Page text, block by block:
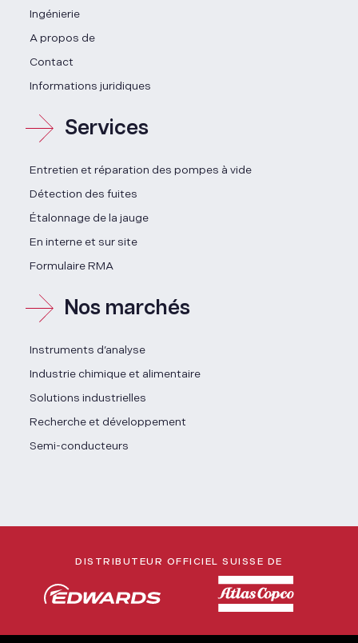
Ingénierie
A propos de
Contact
Informations juridiques
Services
Entretien et réparation des pompes à vide
Détection des fuites
Étalonnage de la jauge
En interne et sur site
Formulaire RMA
Nos marchés
Instruments d’analyse
Industrie chimique et alimentaire
Solutions industrielles
Recherche et développement
Semi-conducteurs
DISTRIBUTEUR OFFICIEL SUISSE DE